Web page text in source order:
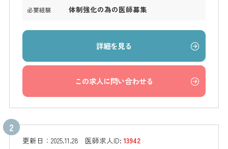
必要経験 体制強化の為の医師募集
詳細を見る
この求人に問い合わせる
更新日： 2025.11.28 医師求人ID:13942